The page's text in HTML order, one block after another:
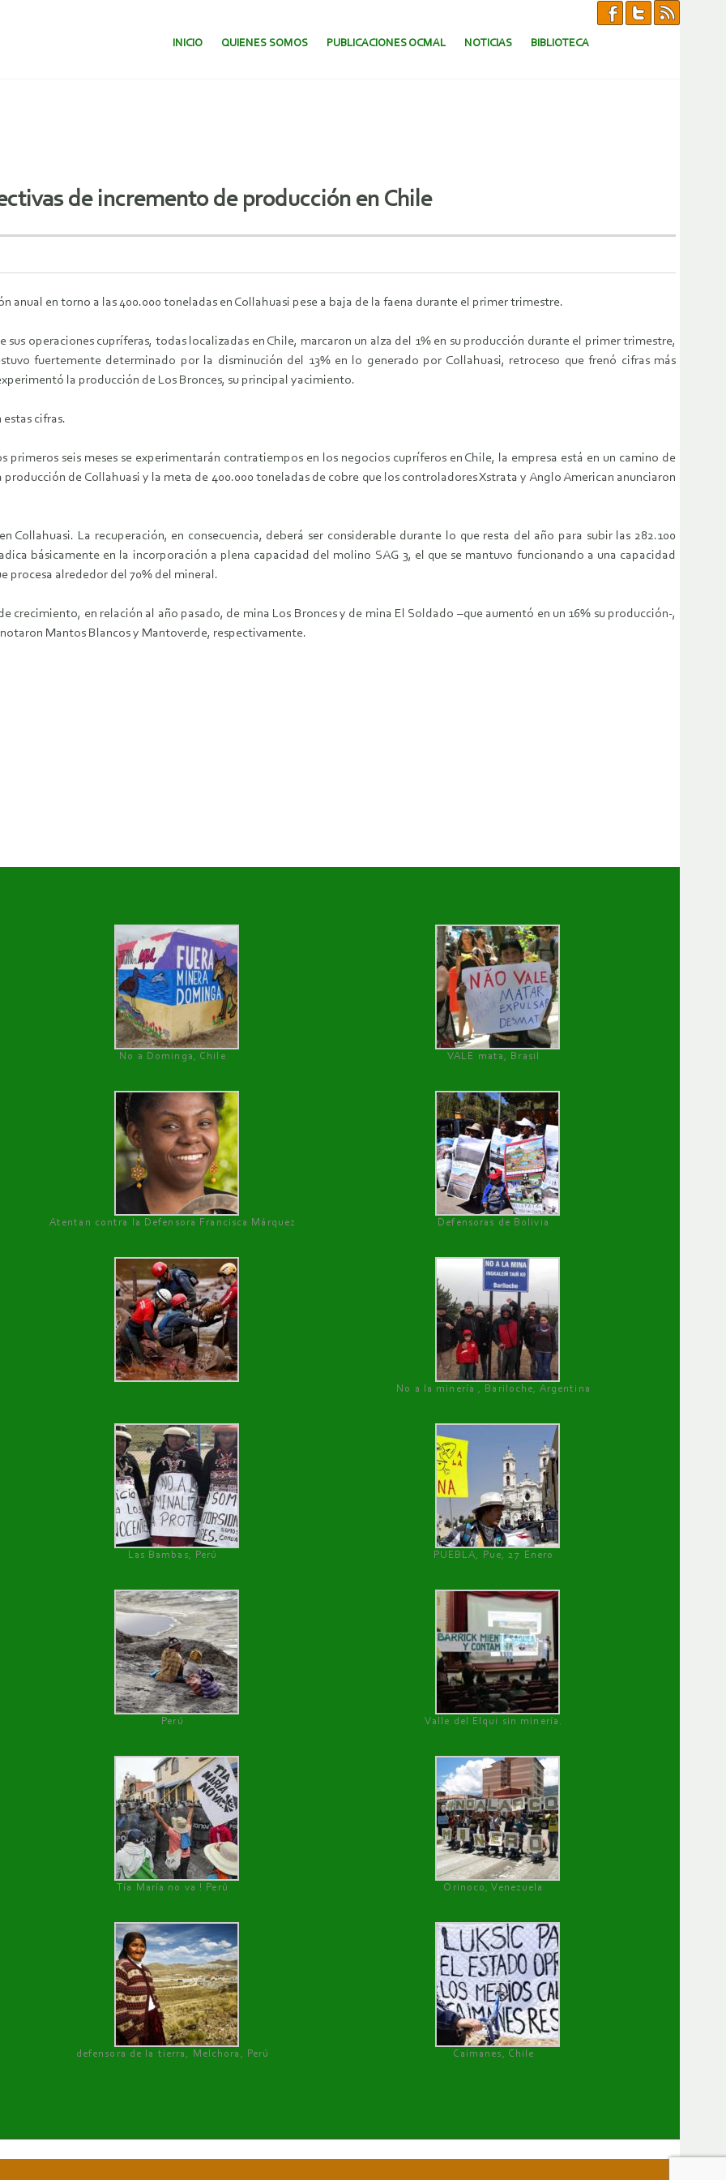
SALTAR AL CONTENIDO.
INICIO QUIENES SOMOS PUBLICACIONES OCMAL NOTICIAS BIBLIOTECA
de incremento de producción en Chile
anual en torno a las 400.000 toneladas en Collahuasi pese a baja de la faena durante el primer trimestre.
operaciones cupríferas, todas localizadas en Chile, marcaron un alza del 1% en su producción durante el primer trimestre,
fuertemente determinado por la disminución del 13% en lo generado por Collahuasi, retroceso que frenó cifras más
la producción de Los Bronces, su principal yacimiento.
cifras.
primeros seis meses se experimentarán contratiempos en los negocios cupríferos en Chile, la empresa está en un camino de
producción de Collahuasi y la meta de 400.000 toneladas de cobre que los controladores Xstrata y Anglo American anunciaron
Collahuasi. La recuperación, en consecuencia, deberá ser considerable durante lo que resta del año para subir las 282.100
básicamente en la incorporación a plena capacidad del molino SAG 3, el que se mantuvo funcionando a una capacidad
procesa alrededor del 70% del mineral.
crecimiento, en relación al año pasado, de mina Los Bronces y de mina El Soldado –que aumentó en un 16% su producción-,
Mantos Blancos y Mantoverde, respectivamente.
No a Dominga, Chile
VALE mata, Brasil
Atentan contra la Defensora Francisca Márquez Defensoras de Bolivia
No a la minería , Bariloche, Argentina
Las Bambas, Perú PUEBLA, Pue, 27 Enero
Perú Valle del Elqui sin minería.
Tía María no va ! Perú Orinoco, Venezuela
defensora de la tierra, Melchora, Perú Caimanes, Chile